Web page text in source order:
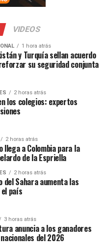
VIDEOS
1 hora atrás
y Turquía sellan acuerdo
su seguridad conjunta
2 horas atrás
los colegios: expertos
2 horas atrás
llega a Colombia para la
de la Espriella
2 horas atrás
del Sahara aumenta las
país
3 horas atrás
anuncia a los ganadores
del 2026